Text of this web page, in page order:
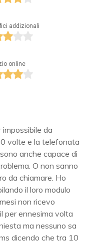
addizionali
online
da
volte e la telefonata
anche capace di
O non sanno
da chiamare. Ho
il loro modulo
non ricevo
per ennesima volta
ma nessuno sa
dicendo che tra 10